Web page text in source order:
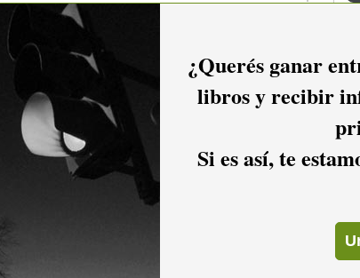
login.
¿Querés ganar
libros y recibir
Si es así, te